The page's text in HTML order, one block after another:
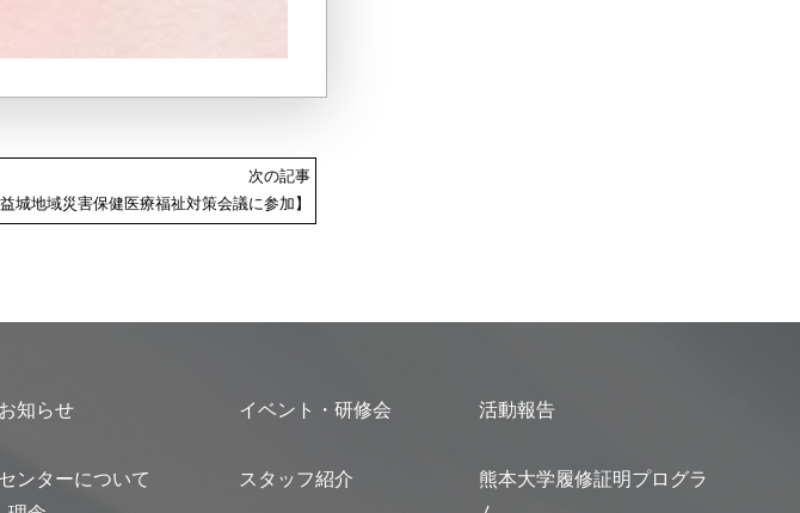
次の記事
城地域災害保健医療福祉対策会議に参加】
お知らせ
センターについて
イベント・研修会
スタッフ紹介
活動報告
熊本大学履修証明プログラ